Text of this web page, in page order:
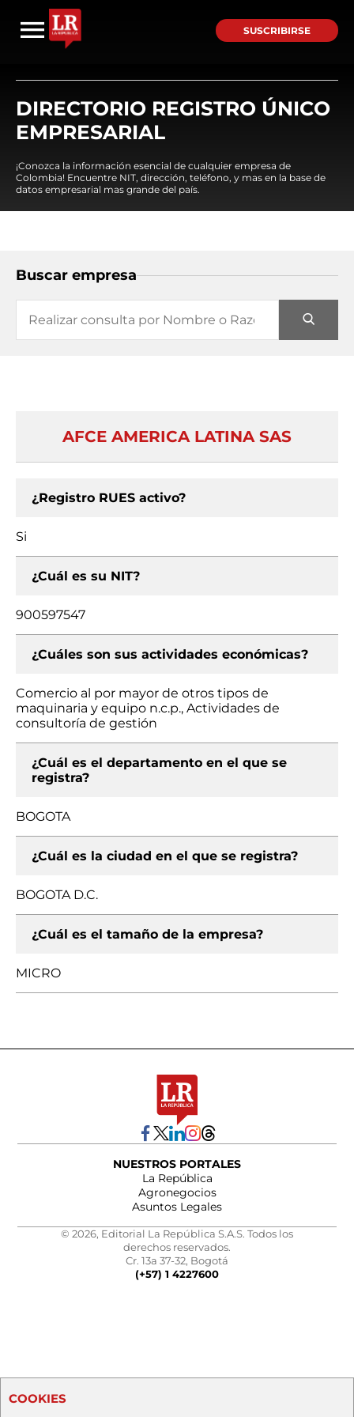
SUSCRIBIRSE
DIRECTORIO REGISTRO ÚNICO
EMPRESARIAL
¡Conozca la información esencial de cualquier empresa de
Colombia! Encuentre NIT, dirección, teléfono, y mas en la base de
datos empresarial mas grande del país.
Buscar empresa
AFCE AMERICA LATINA SAS
¿Registro RUES activo?
Si
¿Cuál es su NIT?
900597547
¿Cuáles son sus actividades económicas?
Comercio al por mayor de otros tipos de
maquinaria y equipo n.c.p., Actividades de
consultoría de gestión
¿Cuál es el departamento en el que se
registra?
BOGOTA
¿Cuál es la ciudad en el que se registra?
BOGOTA D.C.
¿Cuál es el tamaño de la empresa?
MICRO
NUESTROS PORTALES
La República
Agronegocios
Asuntos Legales
© 2026, Editorial La República S.A.S. Todos los
derechos reservados.
Cr. 13a 37-32, Bogotá
(+57) 1 4227600
COOKIES